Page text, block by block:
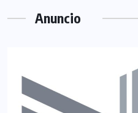
Anuncio